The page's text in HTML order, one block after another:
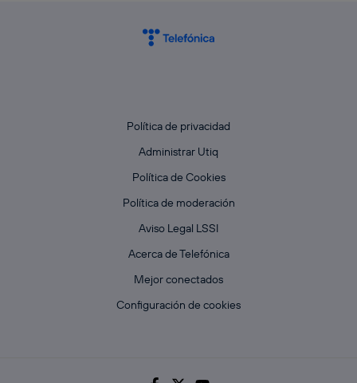
Política de privacidad
Administrar Utiq
Política de Cookies
Política de moderación
Aviso Legal LSSI
Acerca de Telefónica
Mejor conectados
Configuración de cookies